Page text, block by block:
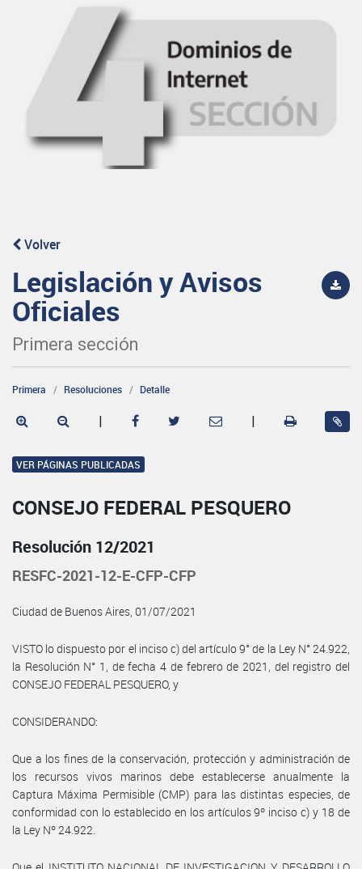
Volver
Legislación y Avisos
Oficiales
Primera sección
Primera Resoluciones Detalle
| |
VER PÁGINAS PUBLICADAS
CONSEJO FEDERAL PESQUERO
Resolución 12/2021
RESFC-2021-12-E-CFP-CFP
Ciudad de Buenos Aires, 01/07/2021
VISTO lo dispuesto por el inciso c) del artículo 9° de la Ley N° 24.922,
la Resolución N° 1, de fecha 4 de febrero de 2021, del registro del
CONSEJO FEDERAL PESQUERO, y
CONSIDERANDO:
Que a los fines de la conservación, protección y administración de
los recursos vivos marinos debe establecerse anualmente la
Captura Máxima Permisible (CMP) para las distintas especies, de
conformidad con lo establecido en los artículos 9º inciso c) y 18 de
la Ley Nº 24.922.